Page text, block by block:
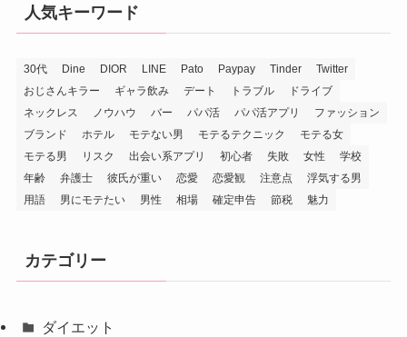
人気キーワード
30代 Dine DIOR LINE Pato Paypay Tinder
Twitter
おじさんキラー
ギャラ飲み デート トラブル
ドライブ
ネックレス
ノウハウ バー パパ活 パパ活アプリ
ファッション
ブランド
ホテル モテない男 モテるテクニック
モテる女
モテる男
リスク 出会い系アプリ 初心者 失敗 女性
学校
年齢
弁護士 彼氏が重い 恋愛 恋愛観 注意点
浮気する男
用語
男にモテたい 男性 相場 確定申告 節税 魅力
カテゴリー
ダイエット